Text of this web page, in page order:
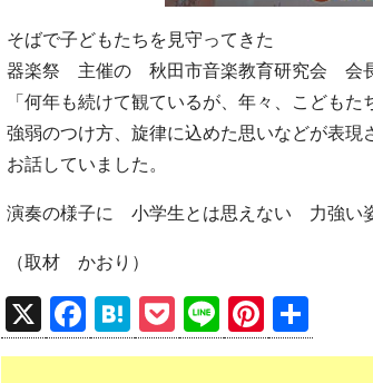
そばで子どもたちを見守ってきた
器楽祭 主催の 秋田市音楽教育研究会 会
「何年も続けて観ているが、年々、こども
強弱のつけ方、旋律に込めた思いなどが表現
お話していました。
演奏の様子に 小学生とは思えない 力強い
（取材 かおり）
X
F
a
H
at
P
o
Li
n
Pi
nt 有